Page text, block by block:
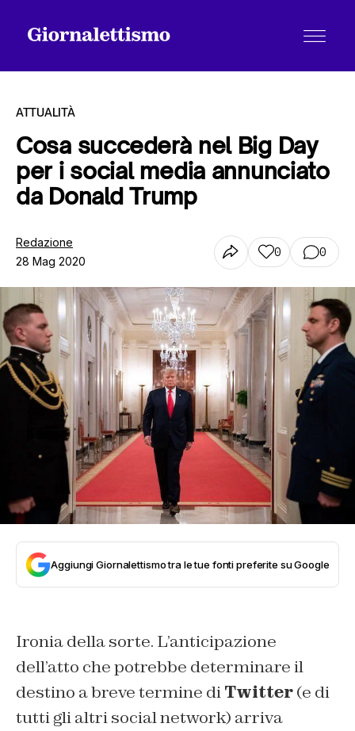
Tutti gli articoli
Chi siamo
Contatti
ATTUALITÀ
Cosa succederà nel Big Day
per i social media annunciato
da Donald Trump
Redazione
28 Mag 2020
0 0
Aggiungi Giornalettismo tra le tue fonti preferite su Google
Ironia della sorte. L’anticipazione
dell’atto che potrebbe determinare il
destino a breve termine diTwitter(e di
tutti gli altri social network) arriva